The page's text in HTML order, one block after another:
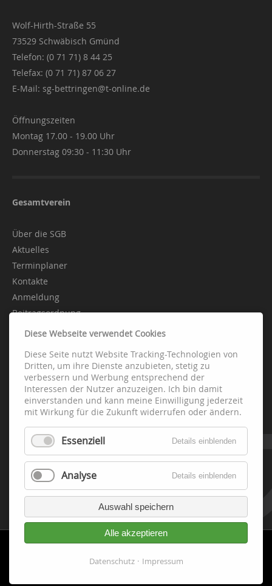
Wolf-Hirth-Straße 55
73529 Schwäbisch Gmünd
Telefon: (0 71 71) 8 44 25
Telefax: (0 71 71) 87 06 27
E-Mail: sg-bettringen@t-online.de
Öffnungszeiten
Montag 17.00 - 19.00 Uhr
Donnerstag 09:30 - 11:30 Uhr
Gesamtverein
Über die SGB
Aktuelles
Terminplaner
Kontakte
Anmeldung
Beitragsordnung
Abteilungen
Fussball
Handball
Leichtathletik
Schach
Tennis
Tischtennis
Fitness-Gesundheit-Turnen
Diese Webseite verwendet Cookies
Diese Seite nutzt Website Tracking-Technologien von
Dritten, um ihre Dienste anzubieten, stetig zu
verbessern und Werbung entsprechend der
Interessen der Nutzer anzuzeigen. Ich bin damit
einverstanden und kann meine Einwilligung jederzeit
mit Wirkung für die Zukunft widerrufen oder ändern.
Essenziell Details einblenden
Analyse Details einblenden
Auswahl speichern
Alle akzeptieren
Datenschutz Impressum